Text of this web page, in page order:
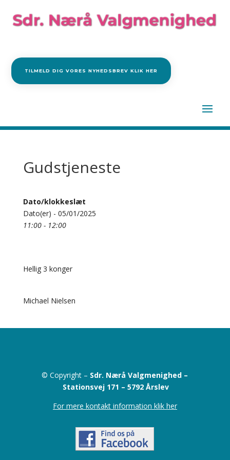
TILMELD DIG VORES NYHEDSBREV KLIK HER
Gudstjeneste
Dato/klokkeslæt
Dato(er) - 05/01/2025
11:00 - 12:00
Hellig 3 konger
Michael Nielsen
© Copyright – Sdr. Nærå Valgmenighed –
Stationsvej 171 –5792 Årslev
For mere kontakt information klik her